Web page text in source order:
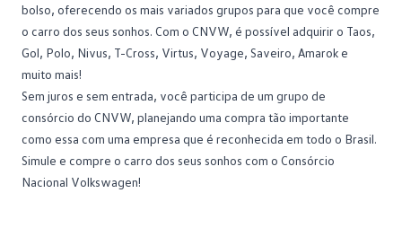
bolso, oferecendo os mais variados grupos para que você compre
o carro dos seus sonhos. Com o CNVW, é possível adquirir o Taos,
Gol, Polo, Nivus, T-Cross, Virtus, Voyage, Saveiro, Amarok e
muito mais!
Sem juros e sem entrada, você participa de um grupo de
consórcio do CNVW, planejando uma compra tão importante
como essa com uma empresa que é reconhecida em todo o Brasil.
Simule e compre o carro dos seus sonhos com o Consórcio
Nacional Volkswagen!